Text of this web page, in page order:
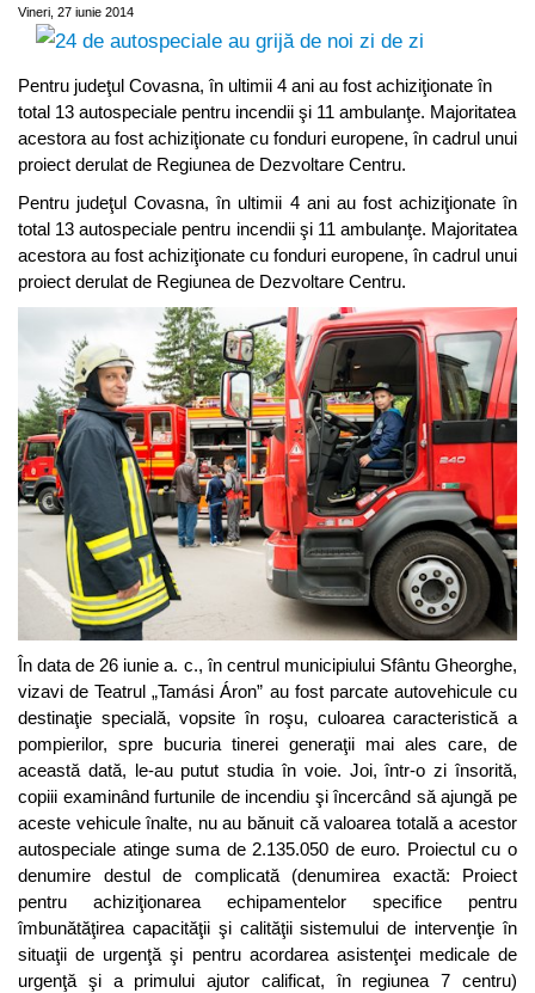
Vineri, 27 iunie 2014
Pentru judeţul Covasna, în ultimii 4 ani au fost achiziţionate în
total 13 autospeciale pentru incendii şi 11 ambulanţe. Majoritatea
acestora au fost achiziţionate cu fonduri europene, în cadrul unui
proiect derulat de Regiunea de Dezvoltare Centru.
Pentru judeţul Covasna, în ultimii 4 ani au fost achiziţionate în
total 13 autospeciale pentru incendii şi 11 ambulanţe. Majoritatea
acestora au fost achiziţionate cu fonduri europene, în cadrul unui
proiect derulat de Regiunea de Dezvoltare Centru.
În data de 26 iunie a. c., în centrul municipiului Sfântu Gheorghe,
vizavi de Teatrul „Tamási Áron” au fost parcate autovehicule cu
destinaţie specială, vopsite în roşu, culoarea caracteristică a
pompierilor, spre bucuria tinerei generaţii mai ales care, de
această dată, le-au putut studia în voie. Joi, într-o zi însorită,
copiii examinând furtunile de incendiu şi încercând să ajungă pe
aceste vehicule înalte, nu au bănuit că valoarea totală a acestor
autospeciale atinge suma de 2.135.050 de euro. Proiectul cu o
denumire destul de complicată (denumirea exactă: Proiect
pentru achiziţionarea echipamentelor specifice pentru
îmbunătăţirea capacităţii şi calităţii sistemului de intervenţie în
situaţii de urgenţă şi pentru acordarea asistenţei medicale de
urgenţă şi a primului ajutor calificat, în regiunea 7 centru)